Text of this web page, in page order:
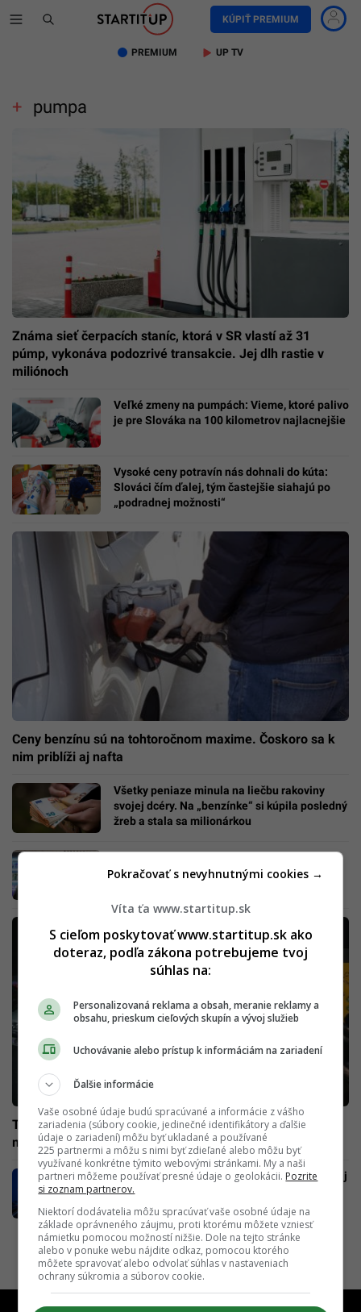
KÚPIŤ PREMIUM
PREMIUM UP TV
pumpa
Známa sieť čerpacích staníc, ktorá v SR vlastí až 31
púmp, vykonáva podozrivé transakcie. Jej dlh rastie v
miliónoch
Veľké zmeny na pumpách: Vieme, ktoré palivo
je pre Slováka na 100 kilometrov najlacnejšie
Vysoké ceny potravín nás dohnali do kúta:
Slováci čím ďalej, tým častejšie siahajú po
„podradnej možnosti“
Ceny benzínu sú na tohtoročnom maxime. Čoskoro sa k
nim priblíži aj nafta
Všetky peniaze minula na liečbu rakoviny
svojej dcéry. Na „benzínke“ si kúpila posledný
žreb a stala sa milionárkou
ženy milujem, keď to obom nevadí, nie je to
Tajnú párty v strede Bratislavy museli zrušiť policajti,
medzi stojanmi na pumpe rapoval Separ
Najkrajšia benzínka na Slovensku je známa aj
vo svete. Jednoznačne takých potrebujeme
viac
Víta ťa www.startitup.sk
S cieľom poskytovať www.startitup.sk ako
doteraz, podľa zákona potrebujeme tvoj
súhlas na:
Personalizovaná reklama a obsah, meranie reklamy a
obsahu, prieskum cieľových skupín a vývoj služieb
Uchovávanie alebo prístup k informáciám na zariadení
Ďalšie informácie
Vaše osobné údaje budú spracúvané a informácie z vášho
zariadenia (súbory cookie, jedinečné identifikátory a ďalšie
údaje o zariadení) môžu byť ukladané a používané
225 partnermi a môžu s nimi byť zdieľané alebo môžu byť
využívané konkrétne týmito webovými stránkami. My a naši
partneri môžeme používať presné údaje o geolokácii. Pozrite
si zoznam partnerov.
Niektorí dodávatelia môžu spracúvať vaše osobné údaje na
základe oprávneného záujmu, proti ktorému môžete vzniesť
námietku pomocou možností nižšie. Dole na tejto stránke
alebo v ponuke webu nájdite odkaz, pomocou ktorého
môžete spravovať alebo odvolať súhlas v nastaveniach
ochrany súkromia a súborov cookie.
Pokračovať s nevyhnutnými cookies →